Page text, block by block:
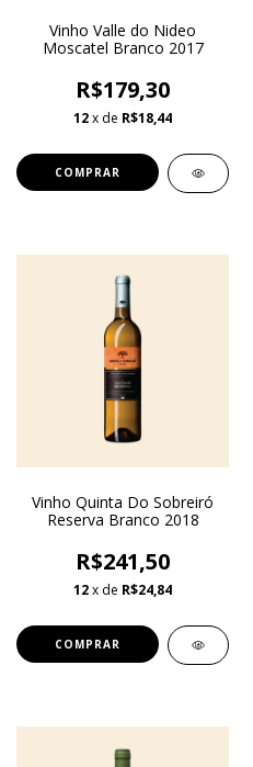
Vinho Valle do Nideo
Moscatel Branco 2017
R$179,30
12x de R$18,44
Vinho Quinta Do Sobreiró
Reserva Branco 2018
R$241,50
12x de R$24,84